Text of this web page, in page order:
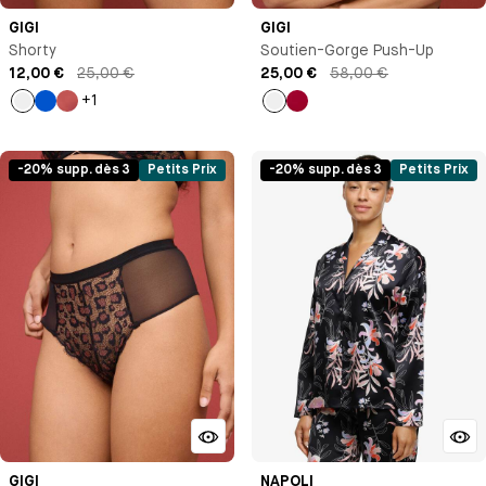
GIGI
Shorty
12,00 €
25,00 €
Noir
+1
GIGI
Soutien-Gorge Push-Up
25,00 €
58,00 €
Noir
-20% supp. dès 3 Petits Prix
GIGI
-20% supp. dès 3 Petits Prix
NAPOLI